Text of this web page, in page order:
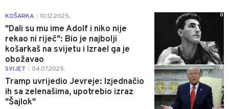
KOŠARKA 10.12.2025.
"Dali su mu ime Adolf i niko nije
rekao ni riječ": Bio je najbolji
košarkaš na svijetu i Izrael ga je
obožavao
0
SVIJET 04.07.2025.
Tramp uvrijedio Jevreje: Izjednačio
ih sa zelenašima, upotrebio izraz
"Šajlok"
0